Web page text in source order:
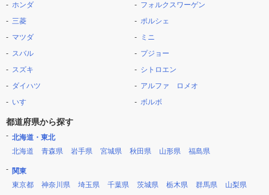
ホンダ
三菱
マツダ
スバル
スズキ
ダイハツ
いすゞ
フォルクスワーゲン
ポルシェ
ミニ
プジョー
シトロエン
アルファ ロメオ
ボルボ
都道府県から探す
北海道・東北
北海道
青森県 岩手県 宮城県 秋田県 山形県 福島県
関東
東京都
神奈川県 埼玉県 千葉県 茨城県 栃木県 群馬県 山梨県